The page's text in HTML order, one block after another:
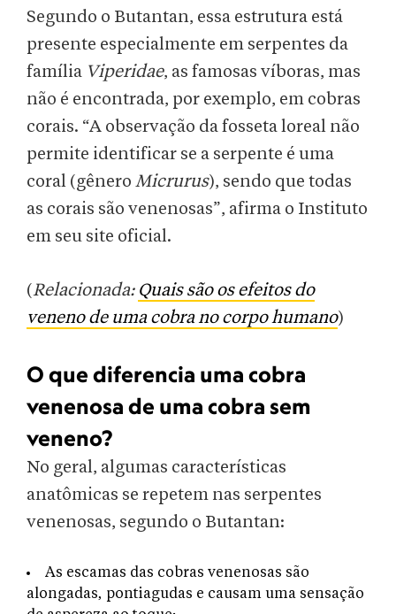
Segundo o Butantan, essa estrutura está
presente especialmente em serpentes da
família Viperidae, as famosas víboras, mas
não é encontrada, por exemplo, em cobras
corais. “A observação da fosseta loreal não
permite identificar se a serpente é uma
coral (gênero Micrurus), sendo que todas
as corais são venenosas”, afirma o Instituto
em seu site oficial.
(Relacionada: Quais são os efeitos do
veneno de uma cobra no corpo humano)
O que diferencia uma cobra
venenosa de uma cobra sem
veneno?
No geral, algumas características
anatômicas se repetem nas serpentes
venenosas, segundo o Butantan:
As escamas das cobras venenosas são
alongadas, pontiagudas e causam uma sensação